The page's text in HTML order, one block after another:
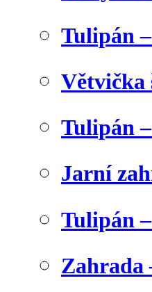
Tulipán
Větvička
Tulipán
Jarní
Tulipán
Zahrada